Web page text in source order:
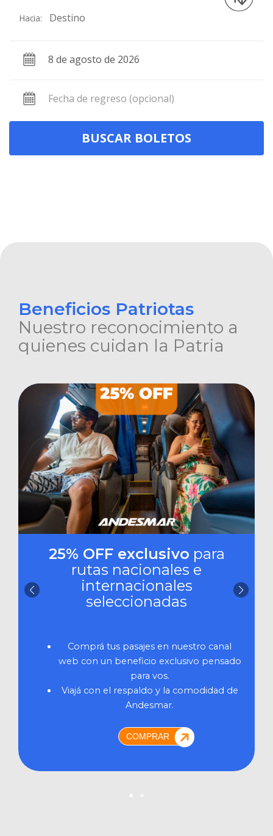
Beneficios Patriotas
Nuestro reconocimiento a
quienes cuidan la Patria
25% OFF exclusivo para
rutas nacionales e
internacionales
seleccionadas
Comprá tus pasajes en nuestro canal
web con un beneficio exclusivo pensado
para vos.
Viajá con el respaldo y la comodidad de
Andesmar.
COMPRAR